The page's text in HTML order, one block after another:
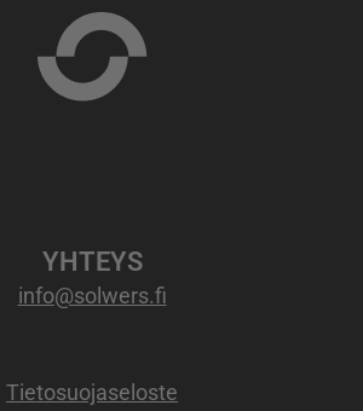
YHTEYS
info@solwers.fi
Tietosuojaseloste